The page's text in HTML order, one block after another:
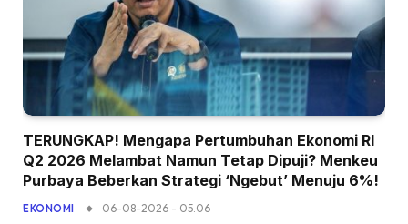
TERUNGKAP! Mengapa Pertumbuhan Ekonomi RI
Q2 2026 Melambat Namun Tetap Dipuji? Menkeu
Purbaya Beberkan Strategi ‘Ngebut’ Menuju 6%!
EKONOMI 06-08-2026 - 05.06